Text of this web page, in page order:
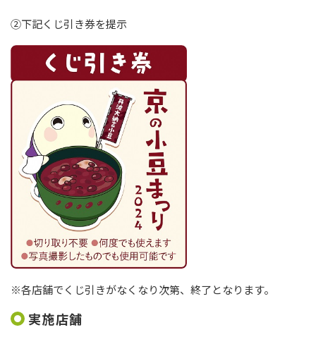
②下記くじ引き券を提示
※各店舗でくじ引きがなくなり次第、終了となります。
実施店舗